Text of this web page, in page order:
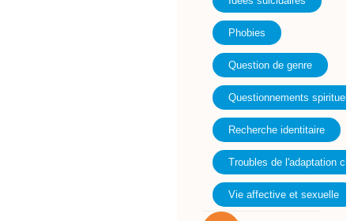
Phobies
Question de genre
Questionnements
Recherche identitaire
Troubles de l'adaptation
Vie affective et sexuelle